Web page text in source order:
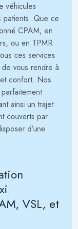
véhicules
patients. Que ce
CPAM, en
ou en TPMR
ces services
vous rendre à
confort. Nos
ainsi un trajet
couverts par
d’une
VSL, et